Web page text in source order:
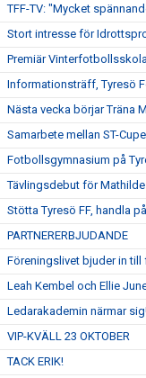
TFF-TV: "Mycket
Stort intresse för
Premiär
Informationsträff, Tyresö
Nästa vecka börjar Träna
Samarbete mellan ST-
Fotbollsgymnasium på
Tävlingsdebut för
Stötta Tyresö FF, handla
PARTNERERBJUDANDE
Föreningslivet bjuder in
Leah Kembel och Ellie
Ledarakademin närmar sig!
VIP-KVÄLL 23 OKTOBER
TACK ERIK!